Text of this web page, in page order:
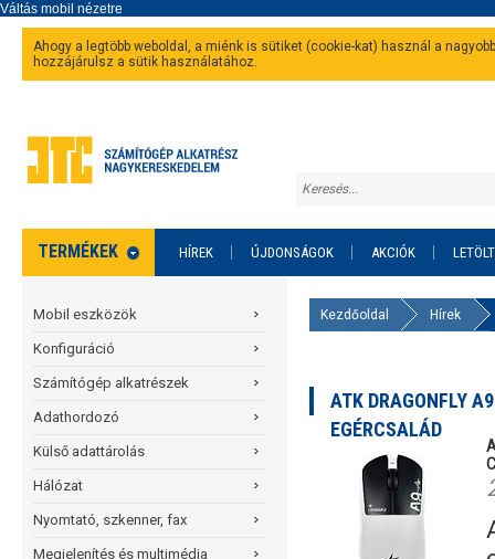
Ahogy a legtöbb weboldal, a miénk is sütiket (cookie-kat) használ a
hozzájárulsz a sütik használatához.
TERMÉKEK HÍREK ÚJDONSÁGOK AKCIÓK
Mobil eszközök
Konfiguráció
Számítógép alkatrészek
Adathordozó
Külső adattárolás
Hálózat
Nyomtató, szkenner, fax
Megjelenítés és multimédia
Kezdőoldal Hírek
ATK DRAGONFLY
EGÉRCSALÁD